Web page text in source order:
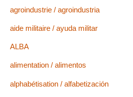
agroindustrie / agroindustria
aide militaire / ayuda militar
ALBA
alimentation / alimentos
alphabétisation / alfabetización